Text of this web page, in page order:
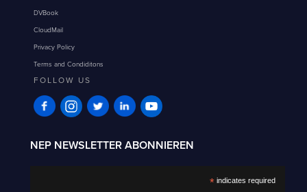
DVBook
CloudMail
Privacy Policy
Terms and Condiditons
FOLLOW US
NEP NEWSLETTER ABONNIEREN
*indicates required